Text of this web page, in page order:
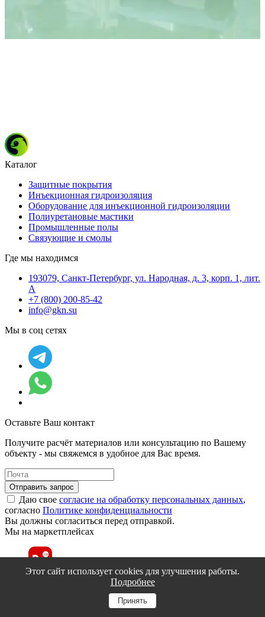
Каталог
Защитные покрытия
Инъекционная гидроизоляция
Оборудование для инъекционной гидроизоляции
Полиуретановые мастики
Промышленные полы
Связующие и смолы
Где мы находимся
193079, Санкт-Петербург, ул. Народная, д. 3, корп. 1, лит.
А
+7 (800) 200-85-42
info@gkn.su
Мы в соц сетях
Оставьте Ваш контакт
Получите расчёт материалов или консультацию по Вашему
объекту - мы свяжемся в удобное для Вас время.
Отправить запрос
Даю свое согласие на обработку персональных данных,
согласно Политике конфиденциальности
Вы должны согласиться перед отправкой.
Мы на маркетплейсах
Этот сайт использует cookies для улучшения работы.
Подробнее
Принять